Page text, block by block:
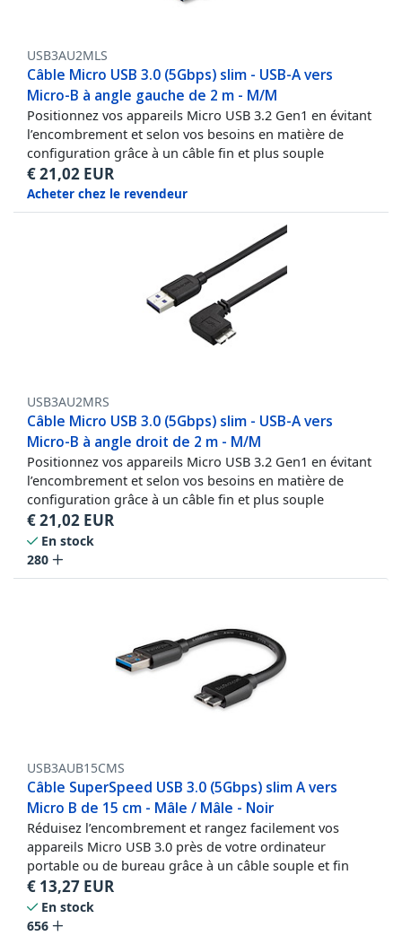
USB3AU2MLS
Câble Micro USB 3.0 (5Gbps) slim - USB-A vers
Micro-B à angle gauche de 2 m - M/M
Positionnez vos appareils Micro USB 3.2 Gen1 en évitant
l’encombrement et selon vos besoins en matière de
configuration grâce à un câble fin et plus souple
€21,02 EUR
Acheter chez le revendeur
USB3AU2MRS
Câble Micro USB 3.0 (5Gbps) slim - USB-A vers
Micro-B à angle droit de 2 m - M/M
Positionnez vos appareils Micro USB 3.2 Gen1 en évitant
l’encombrement et selon vos besoins en matière de
configuration grâce à un câble fin et plus souple
€21,02 EUR
En stock
280
USB3AUB15CMS
Câble SuperSpeed USB 3.0 (5Gbps) slim A vers
Micro B de 15 cm - Mâle / Mâle - Noir
Réduisez l’encombrement et rangez facilement vos
appareils Micro USB 3.0 près de votre ordinateur
portable ou de bureau grâce à un câble souple et fin
€ 13,27 EUR
En stock
656